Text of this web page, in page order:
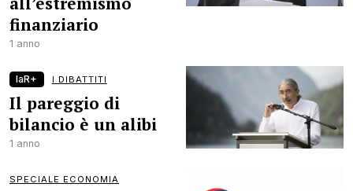
finanziario
1 anno
laR+ I DIBATTITI
Il pareggio di
bilancio è un alibi
1 anno
SPECIALE ECONOMIA